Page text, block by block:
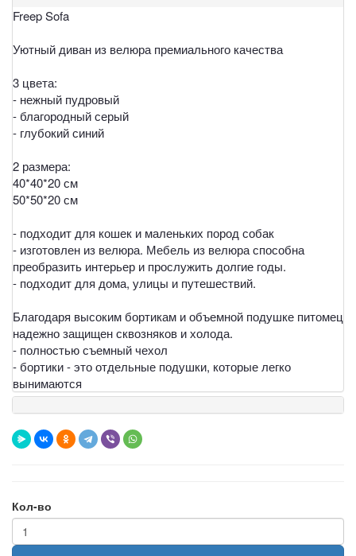
Freep Sofa
Уютный диван из велюра премиального качества
3 цвета:
- нежный пудровый
- благородный серый
- глубокий синий
2 размера:
40*40*20 см
50*50*20 см
- подходит для кошек и маленьких пород собак
- изготовлен из велюра. Мебель из велюра способна
преобразить интерьер и прослужить долгие годы.
- подходит для дома, улицы и путешествий.
Благодаря высоким бортикам и объемной подушке питомец
надежно защищен сквозняков и холода.
- полностью съемный чехол
- бортики - это отдельные подушки, которые легко
вынимаются
Кол-во